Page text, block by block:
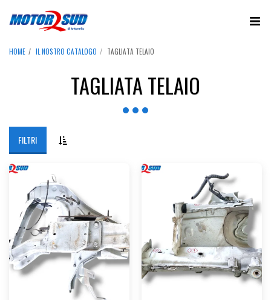
HOME IL NOSTRO CATALOGO TAGLIATA TELAIO
TAGLIATA TELAIO
FILTRI